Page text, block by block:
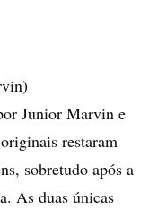
Junior Marvin e
restaram
sobretudo após a
As duas únicas